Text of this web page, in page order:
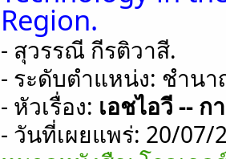
Region.
- สุวรรณี กีรติวาสี.
- ระดับตำแหน่ง: ชําน
- หัวเรื่อง: เอชไอวี -- ก
- วันที่เผยแพร่: 20/07/